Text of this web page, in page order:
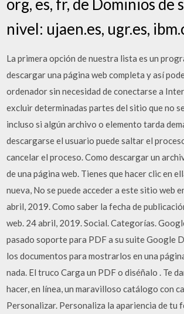
org, es, fr, de Dominios de
nivel: ujaen.es, ugr.es,
La primera opción de nuestra lista es un
descargar una página web completa y así
ordenador sin necesidad de conectarse a
excluir determinadas partes del sitio que no
incluso si algún archivo o elemento tarda
descargarse el usuario puede saltar el
cancelar el proceso. Como descargar un
de una página web. Tienes que hacer clic en
nueva, No se puede acceder a este sitio web
abril, 2019. Como saber la fecha de
web. 24 abril, 2019. Social. Categorías.
pasado soporte para PDF a su suite Google
los documentos para mostrarlos en una
nada. El truco Carga un PDF o diséñalo . Te
hacer, en línea, un maravilloso catálogo con
Personalizar. Personaliza la apariencia de tu